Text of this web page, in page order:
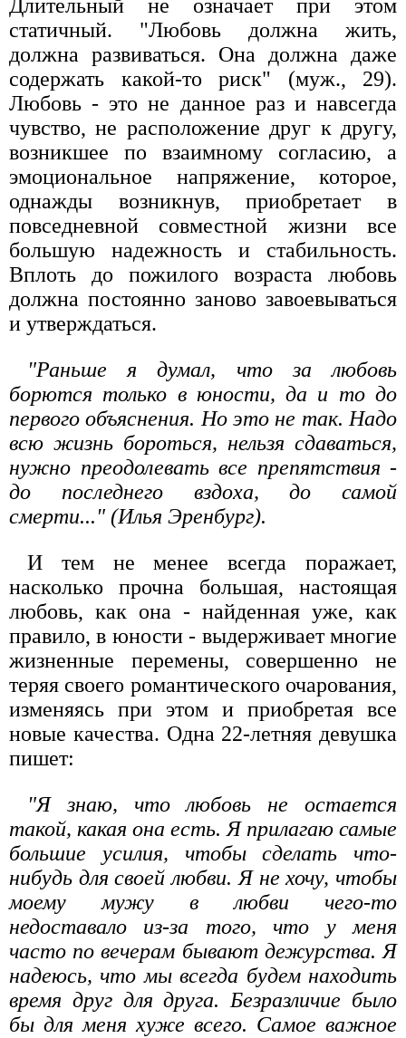
Длительный не означает при этом
статичный. "Любовь должна жить,
должна развиваться. Она должна даже
содержать какой-то риск" (муж., 29).
Любовь - это не данное раз и навсегда
чувство, не расположение друг к другу,
возникшее по взаимному согласию, а
эмоциональное напряжение, которое,
однажды возникнув, приобретает в
повседневной совместной жизни все
большую надежность и стабильность.
Вплоть до пожилого возраста любовь
должна постоянно заново завоевываться
и утверждаться.
"Раньше я думал, что за любовь
борются только в юности, да и то до
первого объяснения. Но это не так. Надо
всю жизнь бороться, нельзя сдаваться,
нужно преодолевать все препятствия -
до последнего вздоха, до самой
смерти..." (Илья Эренбург).
И тем не менее всегда поражает,
насколько прочна большая, настоящая
любовь, как она - найденная уже, как
правило, в юности - выдерживает многие
жизненные перемены, совершенно не
теряя своего романтического очарования,
изменяясь при этом и приобретая все
новые качества. Одна 22-летняя девушка
пишет:
"Я знаю, что любовь не остается
такой, какая она есть. Я прилагаю самые
большие усилия, чтобы сделать что-
нибудь для своей любви. Я не хочу, чтобы
моему мужу в любви чего-то
недоставало из-за того, что у меня
часто по вечерам бывают дежурства. Я
надеюсь, что мы всегда будем находить
время друг для друга. Безразличие было
бы для меня хуже всего. Самое важное